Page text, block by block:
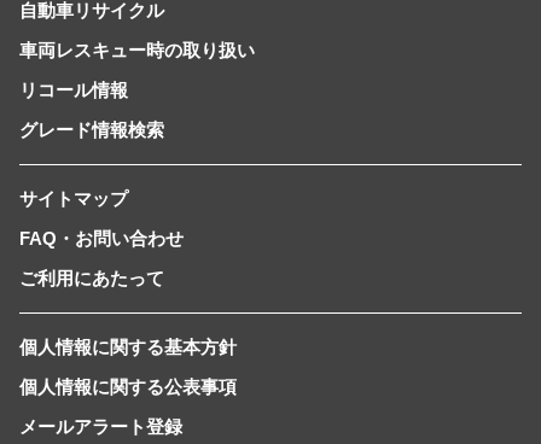
自動車リサイクル
車両レスキュー時の取り扱い
リコール情報
グレード情報検索
サイトマップ
FAQ・お問い合わせ
ご利用にあたって
個人情報に関する基本方針
個人情報に関する公表事項
メールアラート登録